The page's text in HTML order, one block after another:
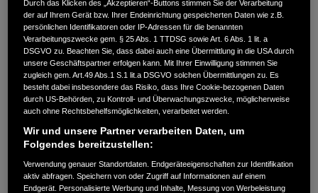
DEUTSCHMANN
BUSKOWER WEG 16,16816,Neuruppin
ANFAHRTSBESCHREIBUNG ANFORDERN
WEBSITE
Durch das Klicken des „Akzeptieren“-Buttons stimmen Sie der Verarbeitung
der auf Ihrem Gerät bzw. Ihrer Endeinrichtung gespeicherten Daten wie z.B.
persönlichen Identifikatoren oder IP-Adressen für die benannten
Verarbeitungszwecke gem. § 25 Abs. 1 TTDSG sowie Art. 6 Abs. 1 lit. a
DSGVO zu. Beachten Sie, dass dabei auch eine Übermittlung in die USA durch
unsere Geschäftspartner erfolgen kann. Mit Ihrer Einwilligung stimmen Sie
zugleich gem. Art.49 Abs.1 S.1 lit.a DSGVO solchen Übermittlungen zu. Es
besteht dabei insbesondere das Risiko, dass Ihre Cookie-bezogenen Daten
durch US-Behörden, zu Kontroll- und Überwachungszwecke, möglicherweise
auch ohne Rechtsbehelfsmöglichkeiten, verarbeitet werden.
Wir und unsere Partner verarbeiten Daten, um
Folgendes bereitzustellen:
Verwendung genauer Standortdaten. Endgeräteeigenschaften zur Identifikation
aktiv abfragen. Speichern von oder Zugriff auf Informationen auf einem
Endgerät. Personalisierte Werbung und Inhalte, Messung von Werbeleistung